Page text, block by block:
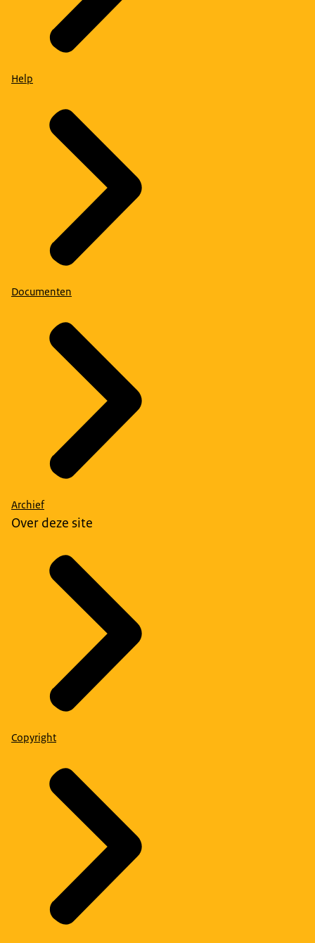
Help
Documenten
Archief
Over deze site
Copyright